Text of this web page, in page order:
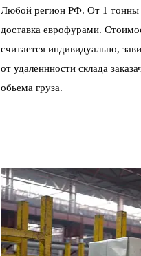
Любой регион РФ. От 1 тонны
доставка еврофурами.
считается индивидуально,
от удаленнности склада
обьема груза.